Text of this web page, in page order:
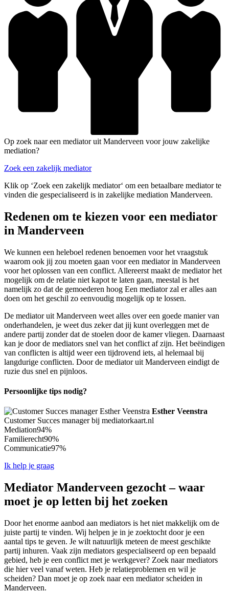
Op zoek naar een mediator uit Manderveen voor jouw zakelijke
mediation?
Zoek een zakelijk mediator
Klik op ‘Zoek een zakelijk mediator‘ om een betaalbare mediator te
vinden die gespecialiseerd is in zakelijke mediation Manderveen.
Redenen om te kiezen voor een mediator
in Manderveen
We kunnen een heleboel redenen benoemen voor het vraagstuk
waarom ook jij zou moeten gaan voor een mediator in Manderveen
voor het oplossen van een conflict. Allereerst maakt de mediator het
mogelijk om de relatie niet kapot te laten gaan, meestal is het
namelijk zo dat de gemoederen hoog Een mediator zal er alles aan
doen om het geschil zo eenvoudig mogelijk op te lossen.
De mediator uit Manderveen weet alles over een goede manier van
onderhandelen, je weet dus zeker dat jij kunt overleggen met de
andere partij zonder dat de stoelen door de kamer vliegen. Daarnaast
kan je door de mediators snel van het conflict af zijn. Het beëindigen
van conflicten is altijd weer een tijdrovend iets, al helemaal bij
langdurige conflicten. Door de mediator uit Manderveen eindigt de
ruzie dus snel en pijnloos.
Persoonlijke tips nodig?
Esther Veenstra
Customer Succes manager bij mediatorkaart.nl
Mediation94%
Familierecht90%
Communicatie97%
Ik help je graag
Mediator Manderveen gezocht – waar
moet je op letten bij het zoeken
Door het enorme aanbod aan mediators is het niet makkelijk om de
juiste partij te vinden. Wij helpen je in je zoektocht door je een
aantal tips te geven. Je wilt natuurlijk meteen de meest geschikte
partij inhuren. Vaak zijn mediators gespecialiseerd op een bepaald
gebied, heb je een conflict met je werkgever? Zoek naar mediators
die hier veel vanaf weten. Heb je relatieproblemen en wil je
scheiden? Dan moet je op zoek naar een mediator scheiden in
Manderveen.